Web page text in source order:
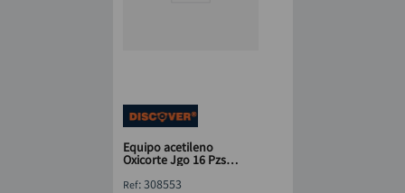
Equipo acetileno
Oxicorte Jgo 16 Pzs
:308553